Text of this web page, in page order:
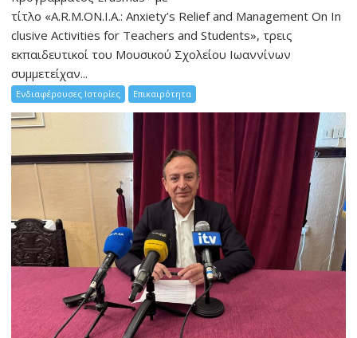
τίτλο «A.R.M.ON.I.A.: Anxiety’s Relief and Management On In
clusive Activities for Teachers and Students», τρεις
εκπαιδευτικοί του Μουσικού Σχολείου Ιωαννίνων
συμμετείχαν...
Ενδιαφέρουσες Ιστορίες Επικαιρότητα